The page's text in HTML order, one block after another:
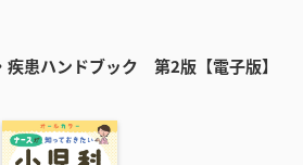
患ハンドブック 第2版【電子版】